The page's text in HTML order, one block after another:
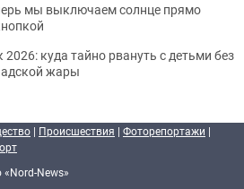
мы выключаем солнце прямо
куда тайно рвануть с детьми без
адской жары
| Происшествия | Фоторепортажи |
News»